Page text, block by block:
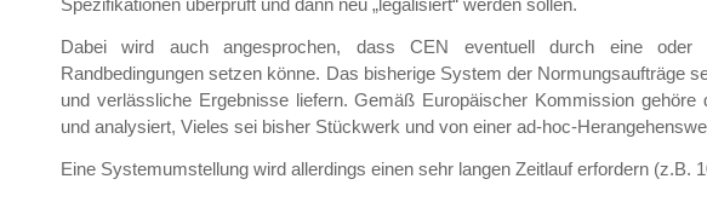
Spezifikationen überprüft und dann neu „legalisiert“ werden sollen.
Dabei wird auch angesprochen, dass CEN eventuell durch eine oder
Randbedingungen setzen könne. Das bisherige System der Normungsaufträge
und verlässliche Ergebnisse liefern. Gemäß Europäischer Kommission
und analysiert, Vieles sei bisher Stückwerk und von einer ad-hoc-
Eine Systemumstellung wird allerdings einen sehr langen Zeitlauf erfordern (z.B.